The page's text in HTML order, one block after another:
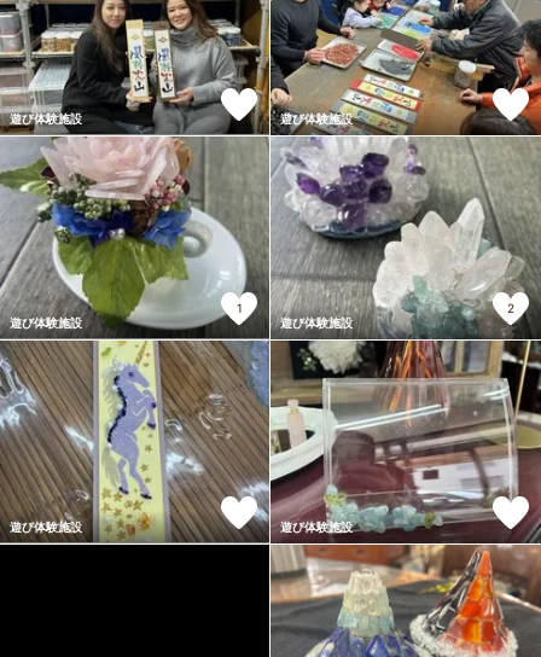
遊び体験施設 遊び体験施設
遊び体験施設
1
遊び体験施設
2
遊び体験施設 遊び体験施設